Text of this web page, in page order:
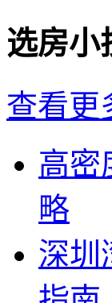
选房小
查看更
高密
略
深圳